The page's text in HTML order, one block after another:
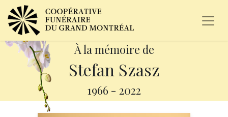
À la mémoire de
Stefan Szasz
1966 - 2022